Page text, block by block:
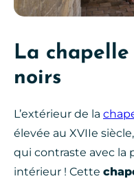
La
noirs
L’extérieur de la
élevée au XVIIe
qui contraste avec la
intérieur ! Cette